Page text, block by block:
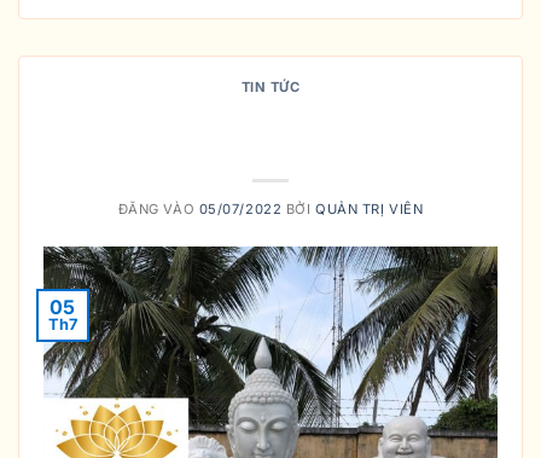
TIN TỨC
ĐĂNG VÀO 05/07/2022 BỞIQUẢN TRỊ VIÊN
05
Th7